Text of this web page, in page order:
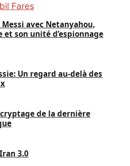
Fares
avec Netanyahou,
et son unité d’espionnage
Un regard au-delà des
de la dernière
3.0